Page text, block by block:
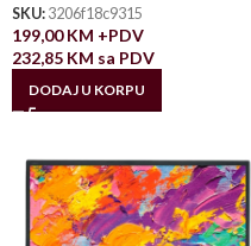
SKU: 3206f18c9315
199,00KM +PDV
232,85 KM sa PDV
DODAJ U KORPU